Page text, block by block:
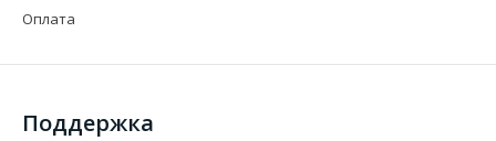
Оплата
Поддержка